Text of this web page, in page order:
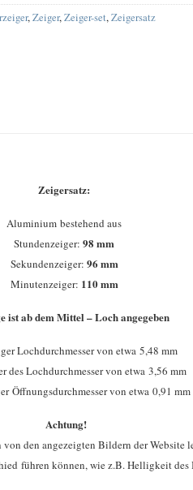
, Zeiger, Zeiger-set, Zeigersatz
Zeigersatz:
Aluminium bestehend aus
Stundenzeiger: 98 mm
Sekundenzeiger: 96 mm
Minutenzeiger: 110 mm
ist ab dem Mittel – Loch angegeben
Lochdurchmesser von etwa 5,48 mm
des Lochdurchmesser von etwa 3,56 mm
Öffnungsdurchmesser von etwa 0,91 mm
Achtung!
von den angezeigten Bildern der Website
führen können, wie z.B. Helligkeit